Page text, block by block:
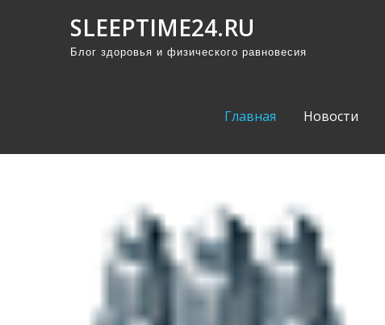
SLEEPTIME24.RU
Блог здоровья и физического равновесия
Главная Новости